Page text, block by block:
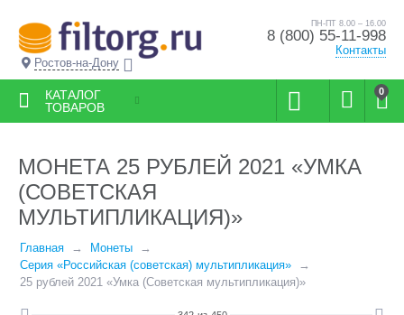
Ростов-на-Дону
ПН-ПТ 8.00 – 16.00
8 (800) 55-11-998
Контакты
0
КАТАЛОГ
ТОВАРОВ
МОНЕТА 25 РУБЛЕЙ 2021 «УМКА
(СОВЕТСКАЯ
МУЛЬТИПЛИКАЦИЯ)»
Главная
Монеты
Серия «Российская (советская) мультипликация»
25 рублей 2021 «Умка (Советская мультипликация)»